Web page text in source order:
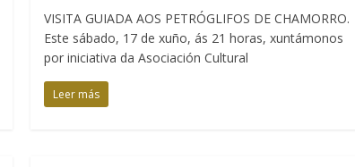
VISITA GUIADA AOS PETRÓGLIFOS DE CHAMORRO.
Este sábado, 17 de xuño, ás 21 horas, xuntámonos
por iniciativa da Asociación Cultural
Leer más